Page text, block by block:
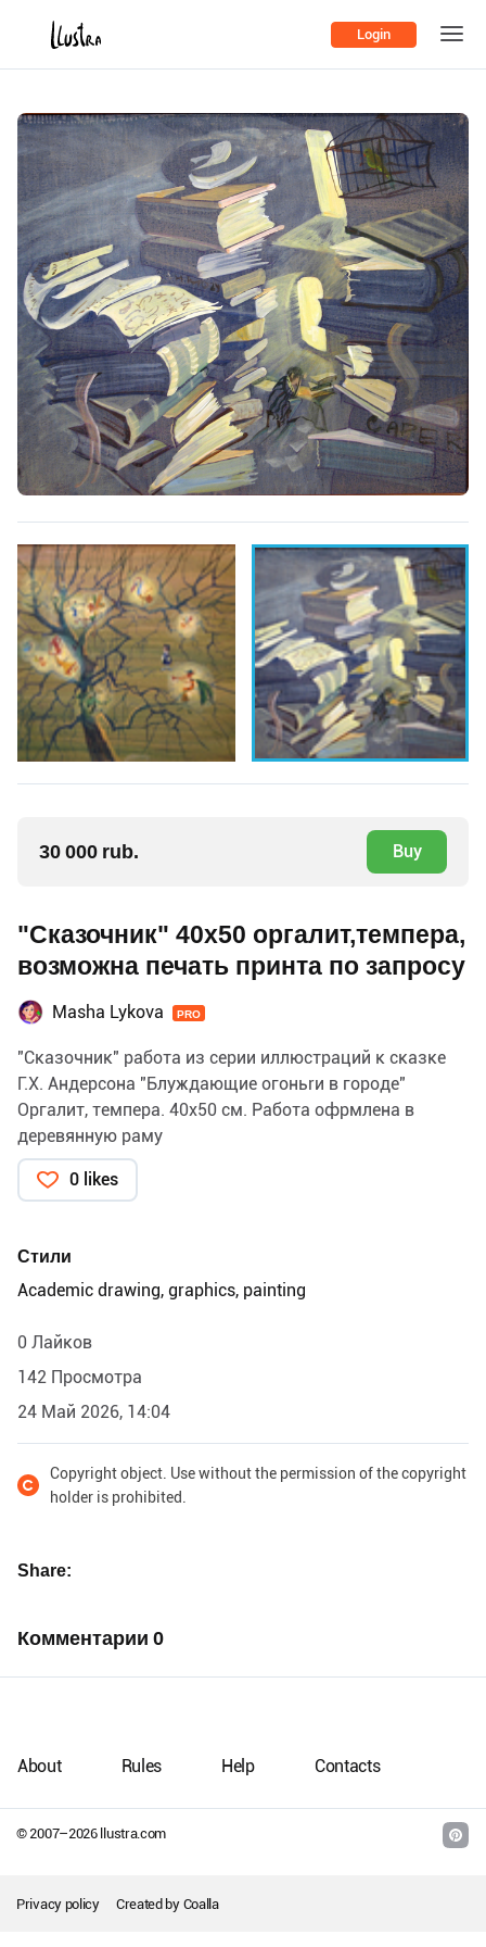
Login
30 000 rub. Buy
"Сказочник" 40х50 оргалит,темпера,
возможна печать принта по запросу
Masha Lykova PRO
"Сказочник" работа из серии иллюстраций к сказке
Г.Х. Андерсона "Блуждающие огоньrи в городе"
Оргалит, темпера. 40х50 см. Работа офрмлена в
деревянную раму
0 likes
Стили
Academic drawing, graphics, painting
0 Лайков
142 Просмотра
24 Май 2026, 14:04
Copyright object. Use without the permission of the copyright
holder is prohibited.
Share
Комментарии 0
© 2007–2026llustra.com
About Rules Help Contacts
Privacy policy Created by Coalla